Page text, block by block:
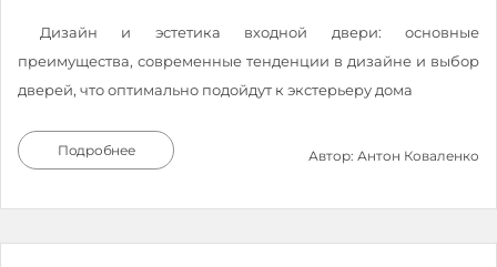
Дизайн и эстетика входной двери: основные
преимущества, современные тенденции в дизайне и выбор
дверей, что оптимально подойдут к экстерьеру дома
Подробнее Автор: Антон Коваленко